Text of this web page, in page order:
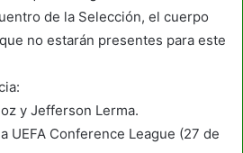
de la Selección, el cuerpo
no estarán presentes para este
y Jefferson Lerma.
UEFA Conference League (27 de